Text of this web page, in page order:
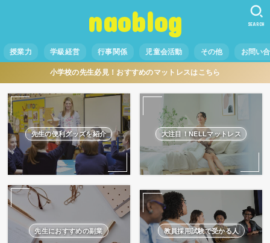
naoblog
授業力 学級経営 行事関係 児童会活動 その他 お問い
SEARCH
小学校の先生必見！おすすめのマットレスはこちら
先生の便利グッズを紹介 大注目！NELLマットレス
先生におすすめの副業 教員採用試験で受かる人